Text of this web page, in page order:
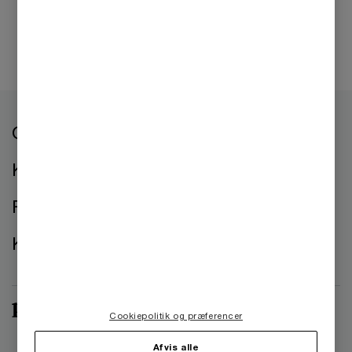
Om os
Kontorer
Presse
Kontakt os
Afvis alle
Cookiepolitik og præferencer